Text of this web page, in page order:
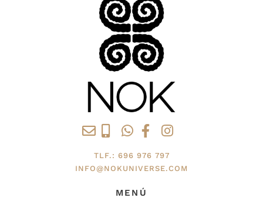
TLF.: 696 976 797
INFO@NOKUNIVERSE.COM
MENÚ